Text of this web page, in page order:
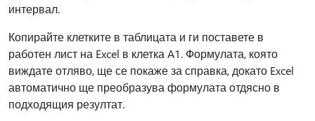
интервал.
Копирайте клетките в таблицата и ги поставете в
работен лист на Excel в клетка A1. Формулата, която
виждате отляво, ще се покаже за справка, докато Excel
автоматично ще преобразува формулата отдясно в
подходящия резултат.